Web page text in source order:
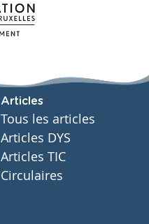
Articles
Tous les articles
Articles DYS
Articles TIC
Circulaires